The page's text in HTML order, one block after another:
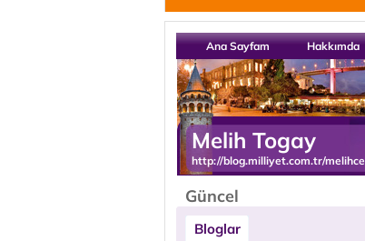
Ana Sayfam Hakkımda
Melih Togay
http://blog.milliyet.com.tr/melihce
Güncel
Bloglar